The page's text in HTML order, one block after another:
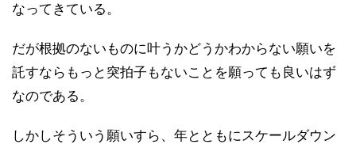
なってきている。
だが根拠のないものに叶うかどうかわからない願いを
託すならもっと突拍子もないことを願っても良いはず
なのである。
しかしそういう願いすら、年とともにスケールダウン